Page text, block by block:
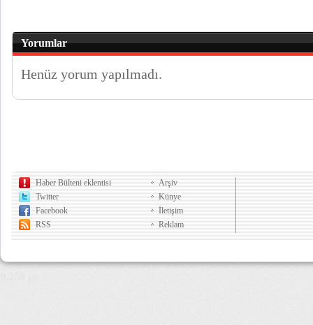
Yorumlar
Henüz yorum yapılmadı.
Haber Bülteni eklentisi
Twitter
Facebook
RSS
Arşiv
Künye
İletişim
Reklam